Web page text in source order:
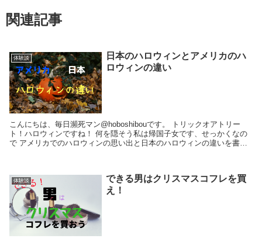
関連記事
体験談
日本のハロウィンとアメリカのハ
ロウィンの違い
こんにちは、毎日瀕死マン@hoboshibouです。 トリックオアトリー
ト！ハロウィンですね！ 何を隠そう私は帰国子女です、せっかくなの
で アメリカでのハロウィンの思い出と日本のハロウィンの違いを書い
体験談
できる男はクリスマスコフレを買
え！